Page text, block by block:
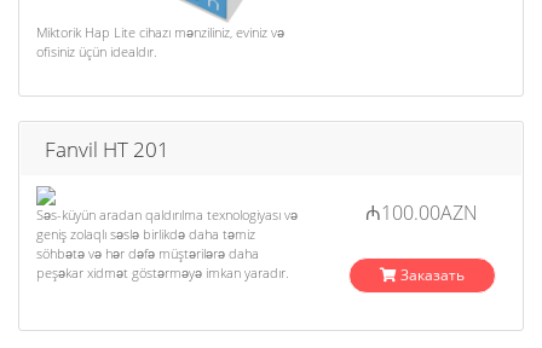
Miktorik Hap Lite cihazı mənziliniz, eviniz və
ofisiniz üçün idealdır.
Fanvil HT 201
Səs-küyün aradan qaldırılma texnologiyası və
geniş zolaqlı səslə birlikdə daha təmiz
söhbətə və hər dəfə müştərilərə daha
peşəkar xidmət göstərməyə imkan yaradır.
₼100.00AZN
Заказать